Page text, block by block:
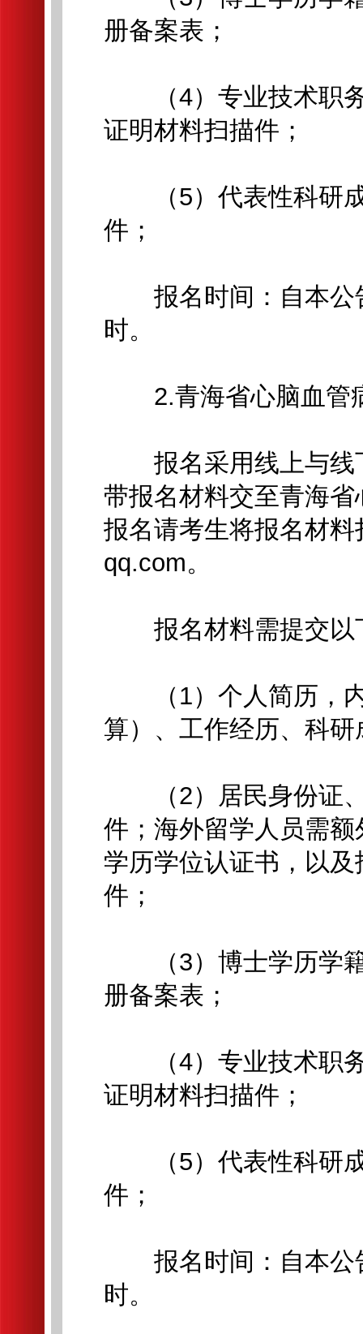
册备案表；
（4）专业技术职务
证明材料扫描件；
（5）代表性科研成
件；
报名时间：自本公
时。
2.青海省心脑血管
报名采用线上与线
带报名材料交至青海
报名请考生将报名材
qq.com。
报名材料需提交以
（1）个人简历，内
算）、工作经历、科
（2）居民身份证、
件；海外留学人员需
学历学位认证书，以
件；
（3）博士学历学籍
册备案表；
（4）专业技术职务
证明材料扫描件；
（5）代表性科研成
件；
报名时间：自本公
时。